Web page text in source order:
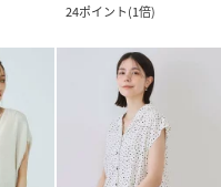
24ポイント(1倍)